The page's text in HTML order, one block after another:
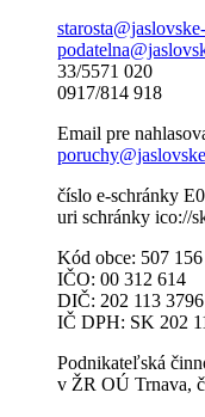
33/5571 020
0917/814 918
Email pre
číslo e-schránky
uri schránky ico://
Kód obce: 507 156
IČO: 00 312 614
DIČ: 202 113 3796
IČ DPH: SK 202
Podnikateľská
v ŽR OÚ Trnava,